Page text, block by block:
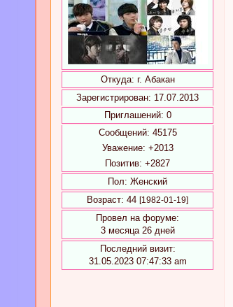
Откуда: г. Абакан
Зарегистрирован: 17.07.2013
Приглашений: 0
Сообщений: 45175
Уважение: +2013
Позитив: +2827
Пол: Женский
Возраст: 44 [1982-01-19]
Провел на форуме:
3 месяца 26 дней
Последний визит:
31.05.2023 07:47:33 am